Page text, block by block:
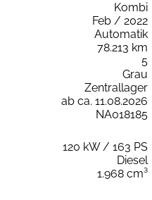
Kombi
Feb / 2022
Automatik
78.213 km
5
Grau
Zentrallager
ab ca. 11.08.2026
NA018185
120 kW / 163 PS
Diesel
1.968 cm³